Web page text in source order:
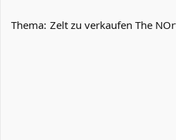
Thema: Zelt zu verkaufen The